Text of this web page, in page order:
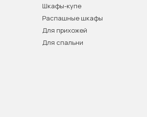
Шкафы-купе
Распашные шкафы
Для прихожей
Для спальни